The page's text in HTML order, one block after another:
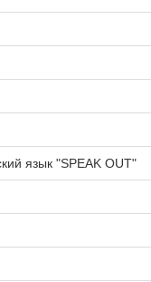
язык "SPEAK OUT"